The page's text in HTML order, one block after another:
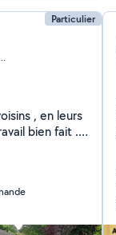
Particulier
Berchères-les-Pierres (Berchères-les-Pierres)
, en leurs
bien fait .